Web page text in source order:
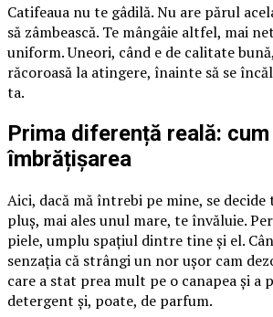
Catifeaua nu te gâdilă. Nu are părul
să zâmbească. Te mângâie altfel, mai
uniform. Uneori, când e de calitate
răcoroasă la atingere, înainte să se
ta.
Prima diferență reală:
îmbrățișarea
Aici, dacă mă întrebi pe mine, se
pluș, mai ales unul mare, te învăluie.
piele, umplu spațiul dintre tine și el.
senzația că strângi un nor ușor cam
care a stat prea mult pe o canapea și a
detergent și, poate, de parfum.